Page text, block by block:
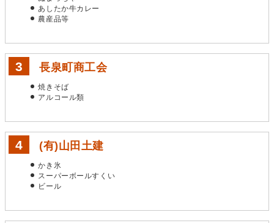
あしたか牛カレー
農産品等
長泉町商工会
焼きそば
アルコール類
(有)山田土建
かき氷
スーパーボールすくい
ビール